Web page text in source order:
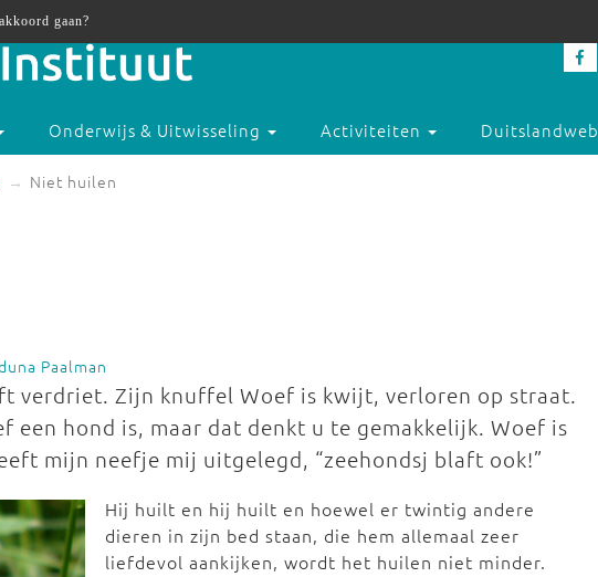
Onderwijs & Uitwisseling Activiteiten Duitslandweb
Niet huilen
Paalman
verdriet. Zijn knuffel Woef is kwijt, verloren op straat.
een hond is, maar dat denkt u te gemakkelijk. Woef is
mijn neefje mij uitgelegd, “zeehondsj blaft ook!”
Hij huilt en hij huilt en hoewel er twintig andere
dieren in zijn bed staan, die hem allemaal zeer
liefdevol aankijken, wordt het huilen niet minder.
gaan?